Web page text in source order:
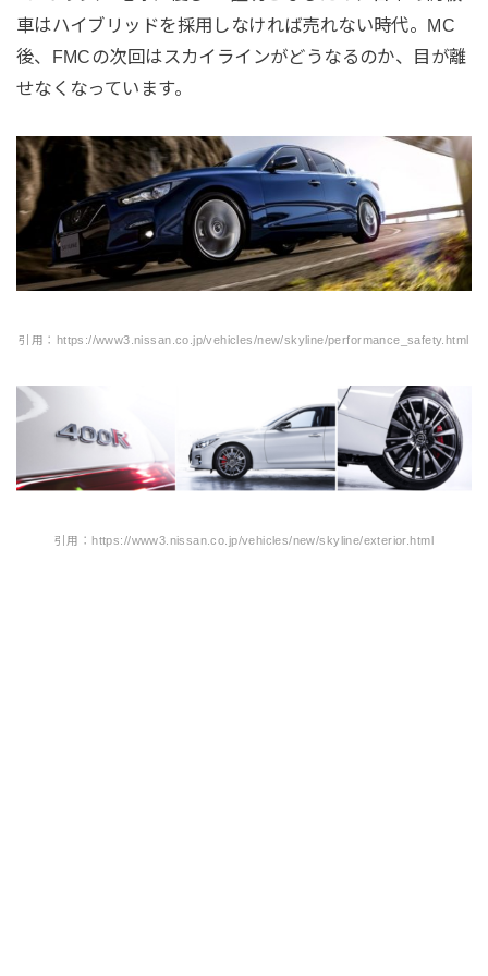
車はハイブリッドを採用しなければ売れない時代。MC
後、FMCの次回はスカイラインがどうなるのか、目が離
せなくなっています。
引用：https://www3.nissan.co.jp/vehicles/new/skyline/performance_safety.html
引用：https://www3.nissan.co.jp/vehicles/new/skyline/exterior.html